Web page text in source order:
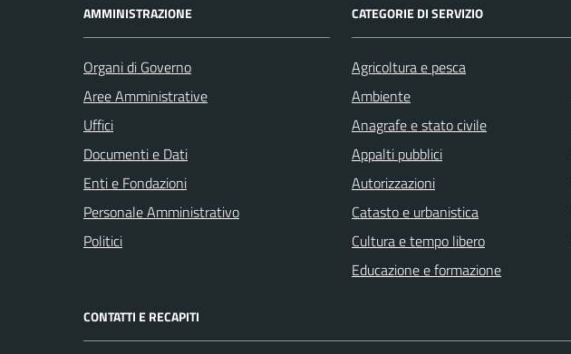
AMMINISTRAZIONE
Organi di Governo
Aree Amministrative
Uffici
Documenti e Dati
Enti e Fondazioni
Personale Amministrativo
Politici
CATEGORIE DI SERVIZIO
Agricoltura e pesca
Ambiente
Anagrafe e stato civile
Appalti pubblici
Autorizzazioni
Catasto e urbanistica
Cultura e tempo libero
Educazione e formazione
CONTATTI E RECAPITI